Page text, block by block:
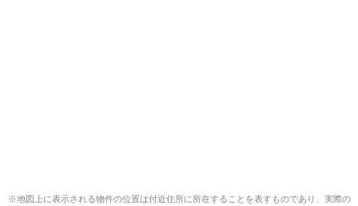
※地図上に表示される物件の位置は付近住所に所在することを表すものであり、実際の